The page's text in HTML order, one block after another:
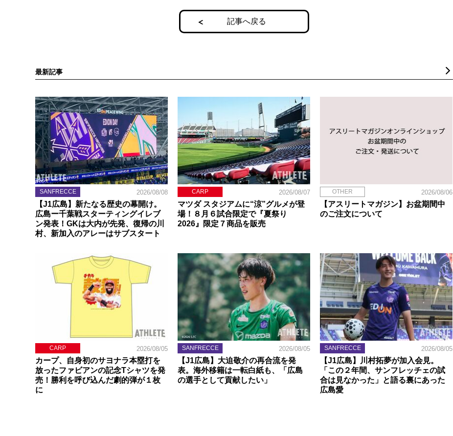
記事へ戻る
最新記事
SANFRECCE 2026/08/08
【J1広島】新たなる歴史の幕開け。
広島ー千葉戦スターティングイレブ
ン発表！GKは大内が先発、復帰の川
村、新加入のアレーはサブスタート
CARP 2026/08/07
マツダ スタジアムに“涼”グルメが登
場！８月６試合限定で『夏祭り
2026』限定７商品を販売
OTHER 2026/08/06
【アスリートマガジン】お盆期間中
のご注文について
CARP 2026/08/05
カープ、自身初のサヨナラ本塁打を
放ったファビアンの記念Tシャツを発
売！勝利を呼び込んだ劇的弾が１枚
に
SANFRECCE 2026/08/05
【J1広島】大迫敬介の再合流を発
表。海外移籍は一転白紙も、「広島
の選手として貢献したい」
SANFRECCE 2026/08/05
【J1広島】川村拓夢が加入会見。
「この２年間、サンフレッチェの試
合は見なかった」と語る裏にあった
広島愛